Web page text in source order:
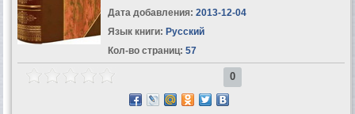
Дата добавления: 2013-12-04
Язык книги: Русский
Кол-во страниц: 57
0